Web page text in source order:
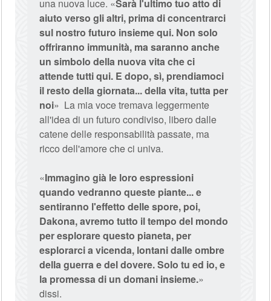
una nuova luce. «Sarà l'ultimo tuo atto di
aiuto verso gli altri, prima di concentrarci
sul nostro futuro insieme qui. Non solo
offriranno immunità, ma saranno anche
un simbolo della nuova vita che ci
attende tutti qui. E dopo, sì, prendiamoci
il resto della giornata... della vita, tutta per
noi» La mia voce tremava leggermente
all'idea di un futuro condiviso, libero dalle
catene delle responsabilità passate, ma
ricco dell'amore che ci univa.
«Immagino già le loro espressioni
quando vedranno queste piante... e
sentiranno l'effetto delle spore, poi,
Dakona, avremo tutto il tempo del mondo
per esplorare questo pianeta, per
esplorarci a vicenda, lontani dalle ombre
della guerra e del dovere. Solo tu ed io, e
la promessa di un domani insieme.»
dissi.